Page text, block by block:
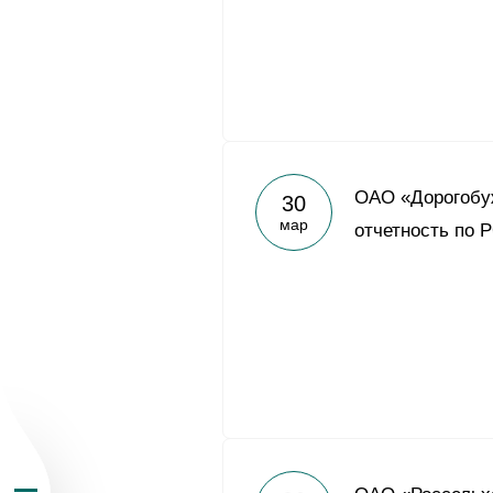
О Группе «Акрон»
География
30
мар
ОАО
отчетность по